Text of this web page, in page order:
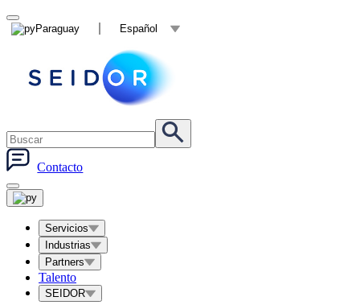
Paraguay Español
Contacto
Servicios
Industrias
Partners
Talento
SEIDOR